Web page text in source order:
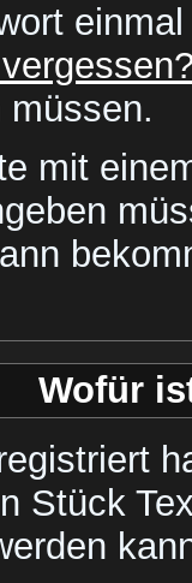
müssen.
mit
Wofür
Stück